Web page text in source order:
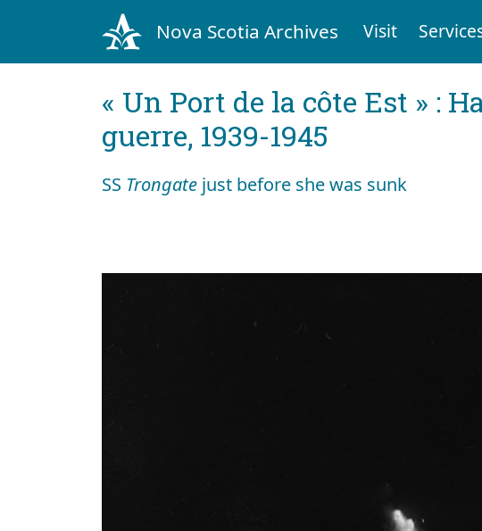
Nova Scotia Archives Visit
« Un Port de la côte Est » :
guerre, 1939-1945
SS Trongate just before she was sunk